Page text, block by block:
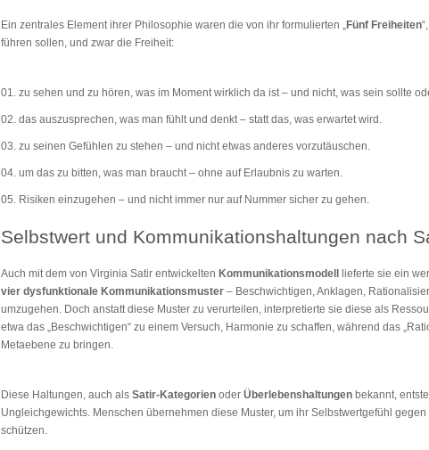
Ein zentrales Element ihrer Philosophie waren die von ihr formulierten „Fünf Freiheiten
führen sollen, und zwar die Freiheit:
zu sehen und zu hören, was im Moment wirklich da ist – und nicht, was sein sollte
das auszusprechen, was man fühlt und denkt – statt das, was erwartet wird.
zu seinen Gefühlen zu stehen – und nicht etwas anderes vorzutäuschen.
um das zu bitten, was man braucht – ohne auf Erlaubnis zu warten.
Risiken einzugehen – und nicht immer nur auf Nummer sicher zu gehen.
Selbstwert und Kommunikationshaltungen nach
Auch mit dem von Virginia Satir entwickelten Kommunikationsmodell lieferte sie ein
vier dysfunktionale Kommunikationsmuster – Beschwichtigen, Anklagen,
umzugehen. Doch anstatt diese Muster zu verurteilen, interpretierte sie diese als
etwa das „Beschwichtigen“ zu einem Versuch, Harmonie zu schaffen, während das
Metaebene zu bringen.
Diese Haltungen, auch alsSatir-Kategorien oderÜberlebenshaltungen bekannt,
Ungleichgewichts. Menschen übernehmen diese Muster, um ihr Selbstwertgefühl
schützen.